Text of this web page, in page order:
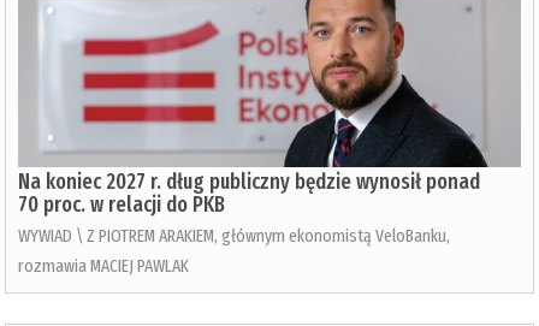
Na koniec 2027 r. dług publiczny będzie wynosił ponad
70 proc. w relacji do PKB
WYWIAD \ Z PIOTREM ARAKIEM, głównym ekonomistą VeloBanku,
rozmawia MACIEJ PAWLAK